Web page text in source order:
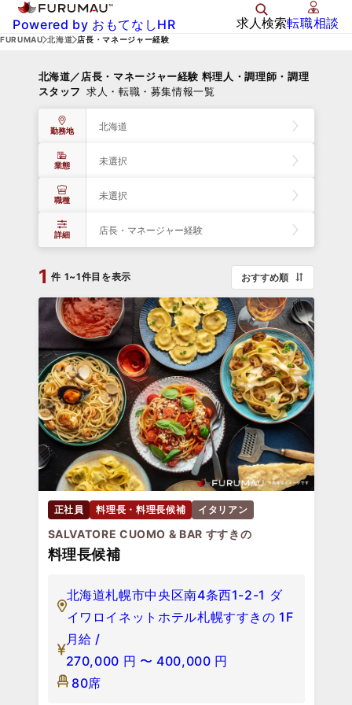
Powered by おもてなしHR 求人検索転職相談
FURUMAU 北海道 店長・マネージャー経験
北海道／店長・マネージャー経験 料理人・調理師・調理
スタッフ 求人・転職・募集情報一覧
勤務地 北海道
業態 未選択
職種 未選択
詳細 店長・マネージャー経験
1 件 1~1件目を表示 おすすめ順
正社員 料理長・料理長候補 イタリアン
SALVATORE CUOMO & BAR すすきの
料理長候補
北海道札幌市中央区南4条西1-2-1 ダ
イワロイネットホテル札幌すすきの 1F
月給 /
270,000 円 〜 400,000 円
80席